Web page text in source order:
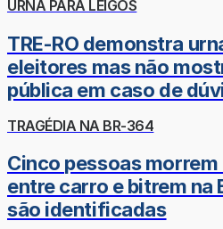
URNA PARA LEIGOS
TRE-RO demonstra
eleitores mas não
pública em caso de
TRAGÉDIA NA BR-364
Cinco pessoas
entre carro e bitrem na
são identificadas